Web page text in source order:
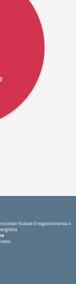
Statale Enogastronomia e